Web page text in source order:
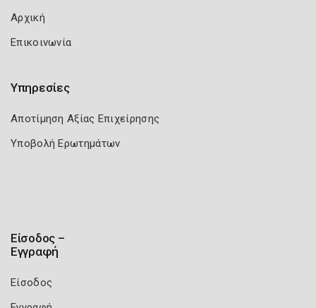
Αρχική
Επικοινωνία
Υπηρεσίες
Αποτίμηση Αξίας Επιχείρησης
Υποβολή Ερωτημάτων
Είσοδος –
Εγγραφή
Είσοδος